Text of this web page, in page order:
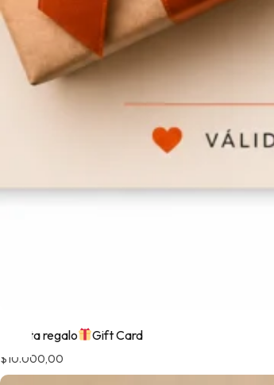
Tarjeta regalo Gift Card
$10.000,00